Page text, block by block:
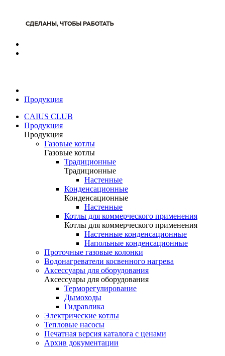
Продукция
CAIUS CLUB
Продукция
Продукция
Газовые котлы
Газовые котлы
Традиционные
Традиционные
Настенные
Конденсационные
Конденсационные
Настенные
Котлы для коммерческого применения
Котлы для коммерческого применения
Настенные конденсационные
Напольные конденсационные
Проточные газовые колонки
Водонагреватели косвенного нагрева
Аксессуары для оборудования
Аксессуары для оборудования
Терморегулирование
Дымоходы
Гидравлика
Электрические котлы
Тепловые насосы
Печатная версия каталога с ценами
Архив документации